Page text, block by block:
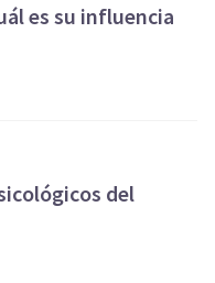
es su influencia
del